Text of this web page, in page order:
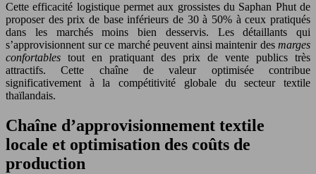
Cette efficacité logistique permet aux grossistes du Saphan Phut de
proposer des prix de base inférieurs de 30 à 50% à ceux pratiqués
dans les marchés moins bien desservis. Les détaillants qui
s’approvisionnent sur ce marché peuvent ainsi maintenir des marges
confortables tout en pratiquant des prix de vente publics très
attractifs. Cette chaîne de valeur optimisée contribue
significativement à la compétitivité globale du secteur textile
thaïlandais.
Chaîne d’approvisionnement textile
locale et optimisation des coûts de
production